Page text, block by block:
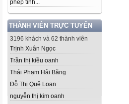
phép tính...
THÀNH VIÊN TRỰC TUYẾN
3196 khách và 62 thành viên
Trịnh Xuân Ngọc
Trần thị kiều oanh
Thái Phạm Hải Băng
Đỗ Thị Quế Loan
nguyễn thị kim oanh